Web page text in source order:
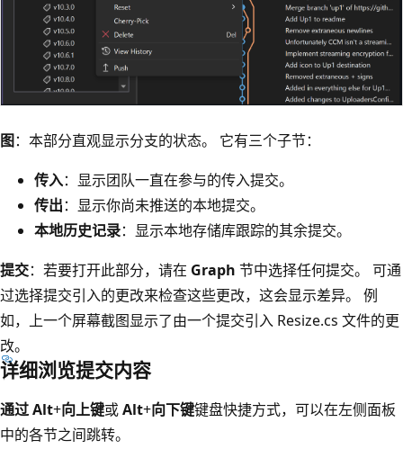
图：本部分直观显示分支的状态。 它有三个子节：
传入：显示团队一直在参与的传入提交。
传出：显示你尚未推送的本地提交。
本地历史记录：显示本地存储库跟踪的其余提交。
提交：若要打开此部分，请在 Graph 节中选择任何提交。 可通
过选择提交引入的更改来检查这些更改，这会显示差异。 例
如，上一个屏幕截图显示了由一个提交引入 Resize.cs 文件的更
改。
详细浏览提交内容
通过 Alt+向上键或Alt+向下键键盘快捷方式，可以在左侧面板
中的各节之间跳转。